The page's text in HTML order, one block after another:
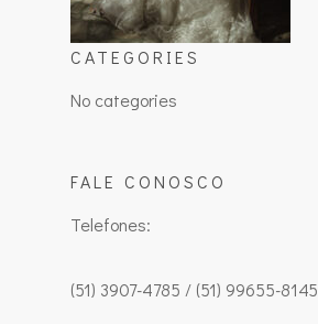
CATEGORIES
No categories
FALE CONOSCO
Telefones:
(51) 3907-4785 / (51) 99655-8145